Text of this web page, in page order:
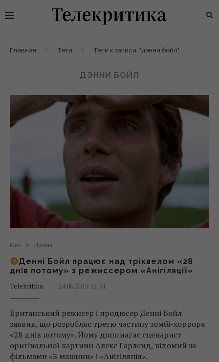
Главная Теги Теги к записи: "дэнни бойл"
ДЭННИ БОЙЛ
Кіно Новини
Денні Бойл працює над тріквелом «28
днів потому» з режиссером «Анігіляції»
Telekritika
24.06.2019 15:31
Британський режисер і продюсер Денні Бойл
заявив, що розробляє третю частину зомбі-хоррора
«28 днів потому». Йому допомагає сценарист
оригінальної картини Алекс Гарленд, відомий за
фільмами «З машини» і «Анігіляція».